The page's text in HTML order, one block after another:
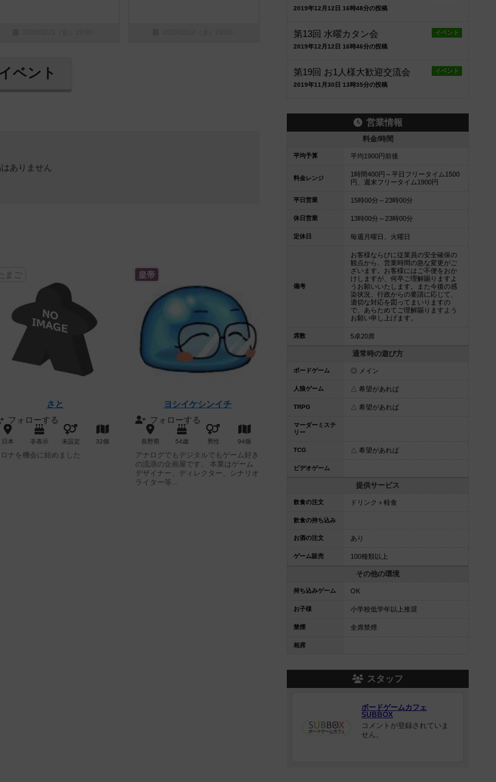
ベント
ありません
さと
フォローする
ロナを機会に始めました
日本 非表示 未設定 32個
皇帝
ヨシイケシンイチ
フォローする
アナログでもデジタルでもゲーム好き
の流浪の企画屋です。 本業はゲーム
デザイナー、ディレクター、シナリオ
ライター等...
長野県 54歳 男性 94個
2019年12月12日 16時48分の投稿
イベント
第13回 水曜カタン会
2019年12月12日 16時46分の投稿
イベント
第19回 お1人様大歓迎交流会
2019年11月30日 13時35分の投稿
営業情報
料金/時間
平均予算 平均1900円前後
料金レンジ
1時間400円～平日フリータイム1500
円、週末フリータイム1900円
平日営業 15時00分～23時00分
休日営業 13時00分～23時00分
定休日 毎週月曜日、火曜日
備考
お客様ならびに従業員の安全確保の
観点から、営業時間の急な変更がご
ざいます。お客様にはご不便をおか
けしますが、何卒ご理解賜りますよ
うお願いいたします。また今後の感
染状況、行政からの要請に応じて、
適切な対応を図ってまいりますの
で、あらためてご理解賜りますよう
お願い申し上げます。
席数 5卓20席
通常時の遊び方
ボードゲーム ◎ メイン
人狼ゲーム △ 希望があれば
TRPG △ 希望があれば
マーダーミステ
リー
TCG △ 希望があれば
ビデオゲーム
提供サービス
飲食の注文 ドリンク＋軽食
飲食の持ち込み
お酒の注文 あり
ゲーム販売 100種類以上
その他の環境
持ち込みゲーム OK
お子様 小学校低学年以上推奨
禁煙 全席禁煙
相席
スタッフ
ボードゲームカフェ
SUBBOX
コメントが登録されていま
せん。